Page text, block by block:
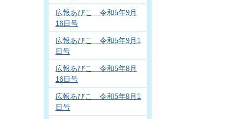
広報あびこ 令和5年9月
16日号
広報あびこ 令和5年9月1
日号
広報あびこ 令和5年8月
16日号
広報あびこ 令和5年8月1
日号